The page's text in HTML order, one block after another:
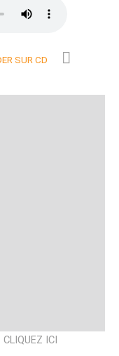
SUR CD
CLIQUEZ ICI